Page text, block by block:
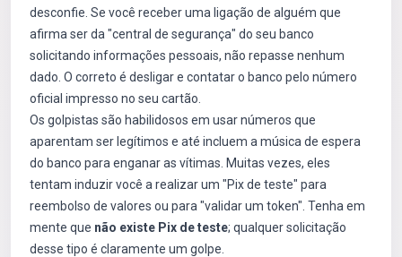
desconfie. Se você receber uma ligação de alguém que
afirma ser da "central de segurança" do seu banco
solicitando informações pessoais, não repasse nenhum
dado. O correto é desligar e contatar o banco pelo número
oficial impresso no seu cartão.
Os golpistas são habilidosos em usar números que
aparentam ser legítimos e até incluem a música de espera
do banco para enganar as vítimas. Muitas vezes, eles
tentam induzir você a realizar um "Pix de teste" para
reembolso de valores ou para "validar um token". Tenha em
mente que não existe Pix de teste; qualquer solicitação
desse tipo é claramente um golpe.